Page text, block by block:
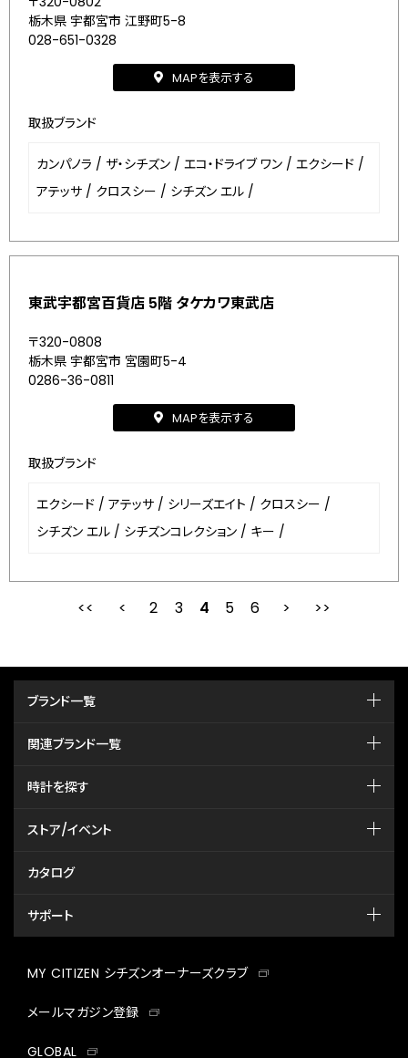
栃木県 宇都宮市 江野町5-8
028-651-0328
MAPを表示する
取扱ブランド
カンパノラ / ザ・シチズン / エコ・ドライブ ワン / エクシード /
アテッサ / クロスシー / シチズン エル /
東武宇都宮百貨店 5階 タケカワ東武店
〒320-0808
栃木県 宇都宮市 宮園町5-4
0286-36-0811
MAPを表示する
取扱ブランド
エクシード / アテッサ / シリーズエイト / クロスシー /
シチズン エル / シチズンコレクション / キー /
最初 前
2 3 4 5 6
ブランド一覧
関連ブランド一覧
時計を探す
ストア/イベント
カタログ
サポート
MY CITIZEN シチズンオーナーズクラブ
メールマガジン登録
GLOBAL